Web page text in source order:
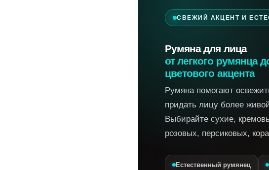
СВЕЖИЙ АКЦЕНТ И
Румяна для лица
от легкого румянца
цветового акцента
Румяна помогают
придать лицу более
Выбирайте сухие,
розовых, персиковых,
Естественный румянец